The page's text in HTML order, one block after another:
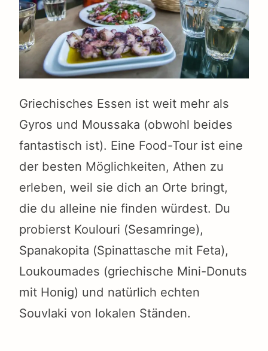
Griechisches Essen ist weit mehr als
Gyros und Moussaka (obwohl beides
fantastisch ist). Eine Food-Tour ist eine
der besten Möglichkeiten, Athen zu
erleben, weil sie dich an Orte bringt,
die du alleine nie finden würdest. Du
probierst Koulouri (Sesamringe),
Spanakopita (Spinattasche mit Feta),
Loukoumades (griechische Mini-Donuts
mit Honig) und natürlich echten
Souvlaki von lokalen Ständen.